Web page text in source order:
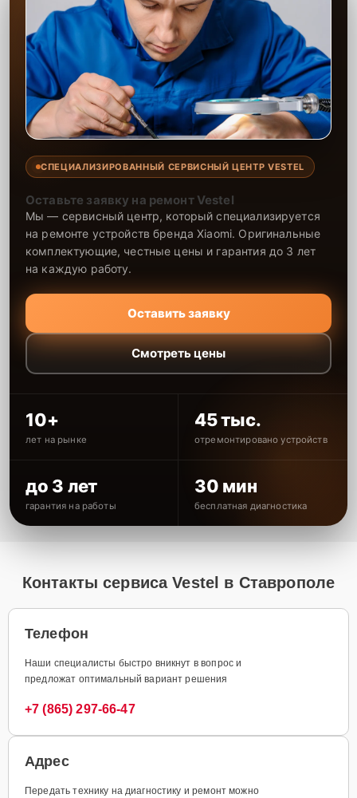
СПЕЦИАЛИЗИРОВАННЫЙ СЕРВИСНЫЙ ЦЕНТР VESTEL
Оставьте заявку на ремонт Vestel
Мы — сервисный центр, который специализируется
на ремонте устройств бренда Xiaomi. Оригинальные
комплектующие, честные цены и гарантия до 3 лет
на каждую работу.
Оставить заявку
Смотреть цены
10+
лет на рынке
45 тыс.
отремонтировано устройств
до 3 лет
гарантия на работы
30 мин
бесплатная диагностика
Контакты сервиса Vestel в Ставрополе
Телефон
Наши специалисты быстро вникнут в вопрос и
предложат оптимальный вариант решения
+7 (865) 297-66-47
Адрес
Передать технику на диагностику и ремонт можно